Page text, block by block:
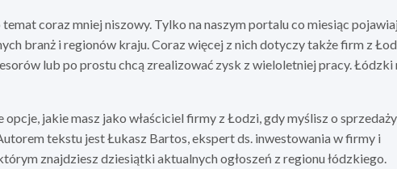
coraz mniej niszowy. Tylko na naszym portalu co miesiąc
branż i regionów kraju. Coraz więcej z nich dotyczy także firm z
lub po prostu chcą zrealizować zysk z wieloletniej pracy. Łódzki
jakie masz jako właściciel firmy z Łodzi, gdy myślisz o sprzedaży
tekstu jest Łukasz Bartos, ekspert ds. inwestowania w firmy i
znajdziesz dziesiątki aktualnych ogłoszeń z regionu łódzkiego.